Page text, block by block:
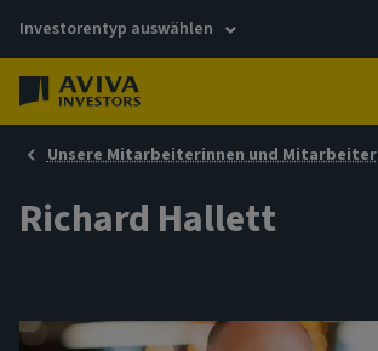
Investorentyp auswählen
Unsere Mitarbeiterinnen und Mitarbeiter
Richard Hallett